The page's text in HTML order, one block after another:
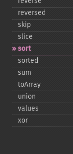
reversed
skip
slice
sort
sorted
sum
toArray
union
values
xor